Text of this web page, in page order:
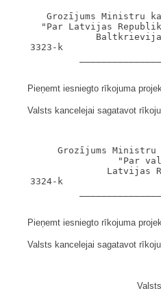
Grozījums Ministru
"Par Latvijas
Baltkrievijas
3323-k
Pieņemt iesniegto rīkojuma
Valsts kancelejai sagatavot
Grozījums Ministru
"Par valsts
Latvijas Republiku
3324-k
Pieņemt iesniegto rīkojuma
Valsts kancelejai sagatavot
Valsts